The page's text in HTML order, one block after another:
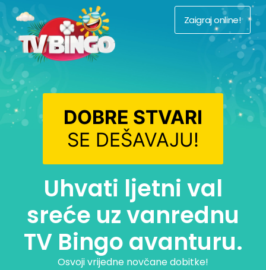
Zaigraj online!
DOBRE STVARI
SE DEŠAVAJU!
Uhvati ljetni val
sreće uz vanrednu
TV Bingo avanturu.
Osvoji vrijedne novčane dobitke!